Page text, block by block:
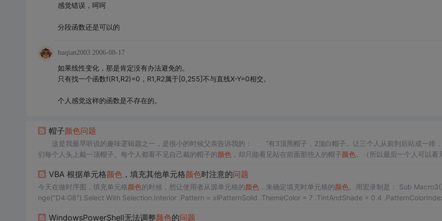
感觉错误，呵呵
分段函数还是可以的
huqian2003 2006-08-17
如果线性变化，那是肯定没有办法避免的。
只有找一个函数f(R1,R2)=0，R1,R2属于[0,255]不与直线X-Y=0相交。
个人感觉这样的函数是不存在的。
帽子颜色问题
这是我最早听说的趣味逻辑题之一，是很小的时候父亲告诉我的： “有3顶黑帽子，2顶白帽子。让三个人从前到后站成一排
们每个人头上戴一顶帽子。每个人都看不见自己戴的帽子的颜色，却只能看见站在前面那些人的帽子颜色。（所以最后一个人可以看
不见。现在从最后那个人开始，问他是不
VBA 根据单元格颜色，填充其他单元格颜色时注意的问题
今天在做时序图，填充单元格颜色的时候，想让使用者从源单元格的颜色，来确定填充时单元格的颜色。用宏录制是： Sub Macro3() Ra
nge("D4:G8").Select With Selection.Interior .Pattern = xlPatternSolid .ThemeColor = 7 .TintAndShade = 0.4 .PatternColorIndex = -
WindowsPowerShell无法调整颜色的问题